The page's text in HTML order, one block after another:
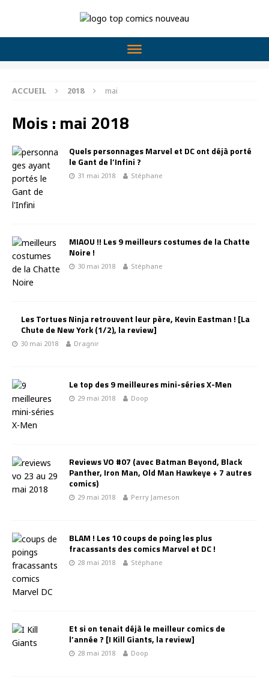
ACCUEIL 2018 mai
Mois : mai 2018
Quels personnages Marvel et DC ont déjà porté
le Gant de l’Infini ?
31 mai 2018 Stéphane
MIAOU !! Les 9 meilleurs costumes de la Chatte
Noire !
30 mai 2018 Stéphane
Les Tortues Ninja retrouvent leur père, Kevin Eastman ! [La
Chute de New York (1/2), la review]
30 mai 2018 Dragnir
Le top des 9 meilleures mini-séries X-Men
29 mai 2018 Doop
Reviews VO #07 (avec Batman Beyond, Black
Panther, Iron Man, Old Man Hawkeye + 7 autres
comics)
29 mai 2018 Perry Jameson
BLAM ! Les 10 coups de poing les plus
fracassants des comics Marvel et DC !
28 mai 2018 Stéphane
Et si on tenait déjà le meilleur comics de
l’année ? [I Kill Giants, la review]
28 mai 2018 Doop